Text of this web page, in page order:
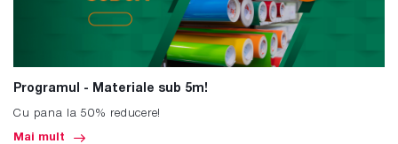
Programul - Materiale sub 5m!
Cu pana la 50% reducere!
Mai mult